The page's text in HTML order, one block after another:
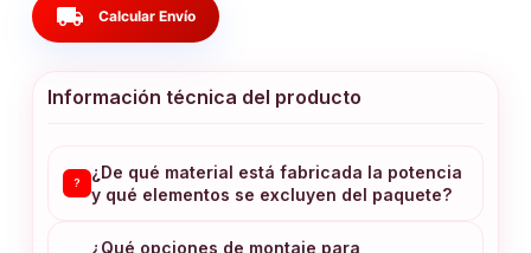
local_shipping Calcular Envío
Información técnica del producto
?
¿De qué material está fabricada la potencia
y qué elementos se excluyen del paquete?
¿Qué opciones de montaje para